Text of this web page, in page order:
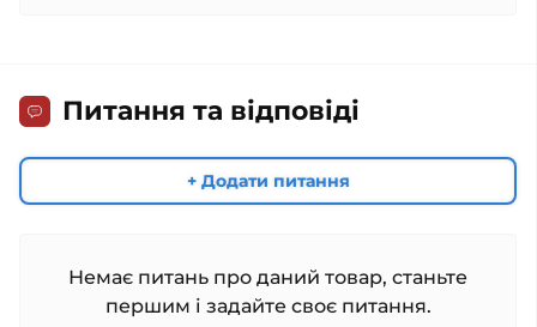
Питання та відповіді
+ Додати питання
Немає питань про даний товар, станьте
першим і задайте своє питання.